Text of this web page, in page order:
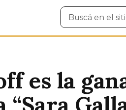
Buscar
en
es la
“Sara